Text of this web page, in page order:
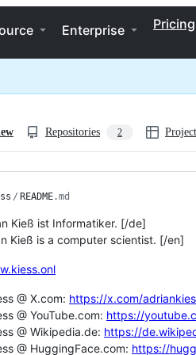
Enterprise Pricing
Repositories 2
/ README.md
Kieß ist Informatiker. [/de]
Kieß is a computer scientist. [/en]
@ X.com: https://x.com/
@ YouTube.com: https://
@ Wikipedia.de: https://
@ HuggingFace.com: https://